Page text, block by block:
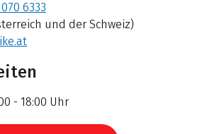
6333
und der Schweiz)
- 18:00 Uhr